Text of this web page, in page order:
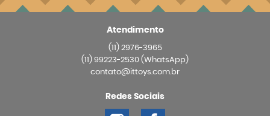
Atendimento
(11)2976-3965
(11) 99223-2530 (WhatsApp)
contato@ittoys.com.br
Redes Sociais